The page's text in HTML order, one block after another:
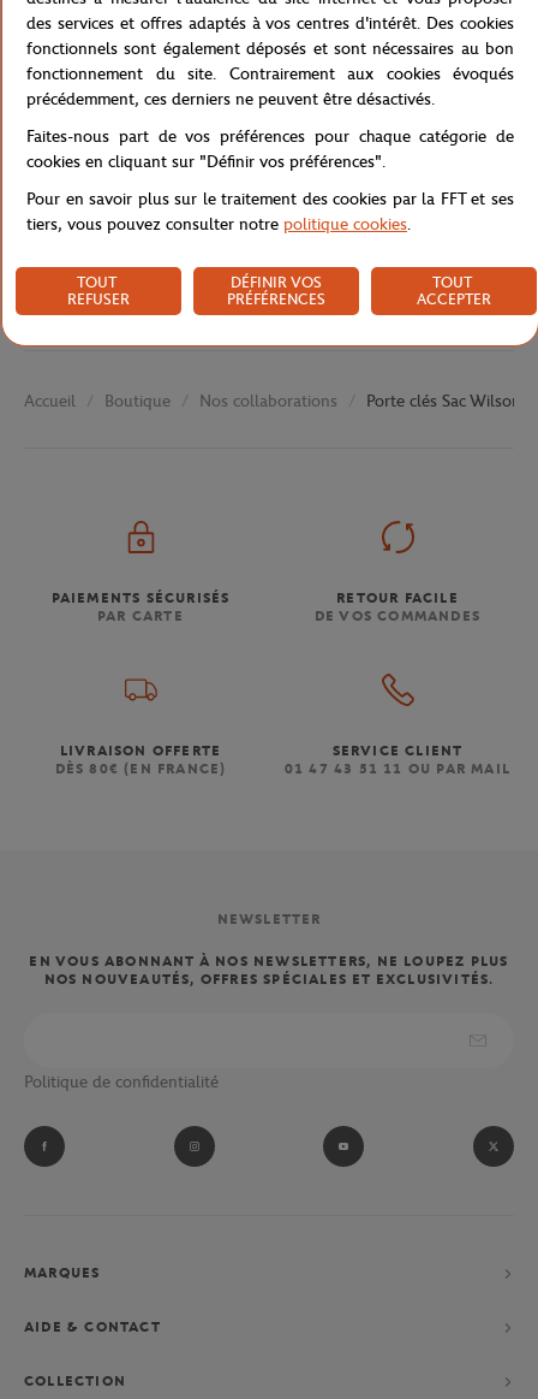
Référence :WR8049101001-TU
Caractéristiques
Livraison et retours
Accueil Boutique Nos collaborations Porte clés Sac Wilson
PAIEMENTS SÉCURISÉS
PAR CARTE
RETOUR FACILE
DE VOS COMMANDES
LIVRAISON OFFERTE
DÈS 80€ (EN FRANCE)
SERVICE CLIENT
01 47 43 51 11 OU PAR MAIL
NEWSLETTER
EN VOUS ABONNANT À NOS NEWSLETTERS, NE LOUPEZ PLUS
NOS NOUVEAUTÉS, OFFRES SPÉCIALES ET EXCLUSIVITÉS.
Politique de confidentialité
MARQUES
AIDE & CONTACT
COLLECTION
des services et offres adaptés à vos centres d'intérêt. Des cookies
fonctionnels sont également déposés et sont nécessaires au bon
fonctionnement du site. Contrairement aux cookies évoqués
précédemment, ces derniers ne peuvent être désactivés.
Faites-nous part de vos préférences pour chaque catégorie de
cookies en cliquant sur "Définir vos préférences".
Pour en savoir plus sur le traitement des cookies par la FFT et ses
tiers, vous pouvez consulter notre politique cookies.
TOUT
REFUSER
DÉFINIR VOS
PRÉFÉRENCES
TOUT
ACCEPTER